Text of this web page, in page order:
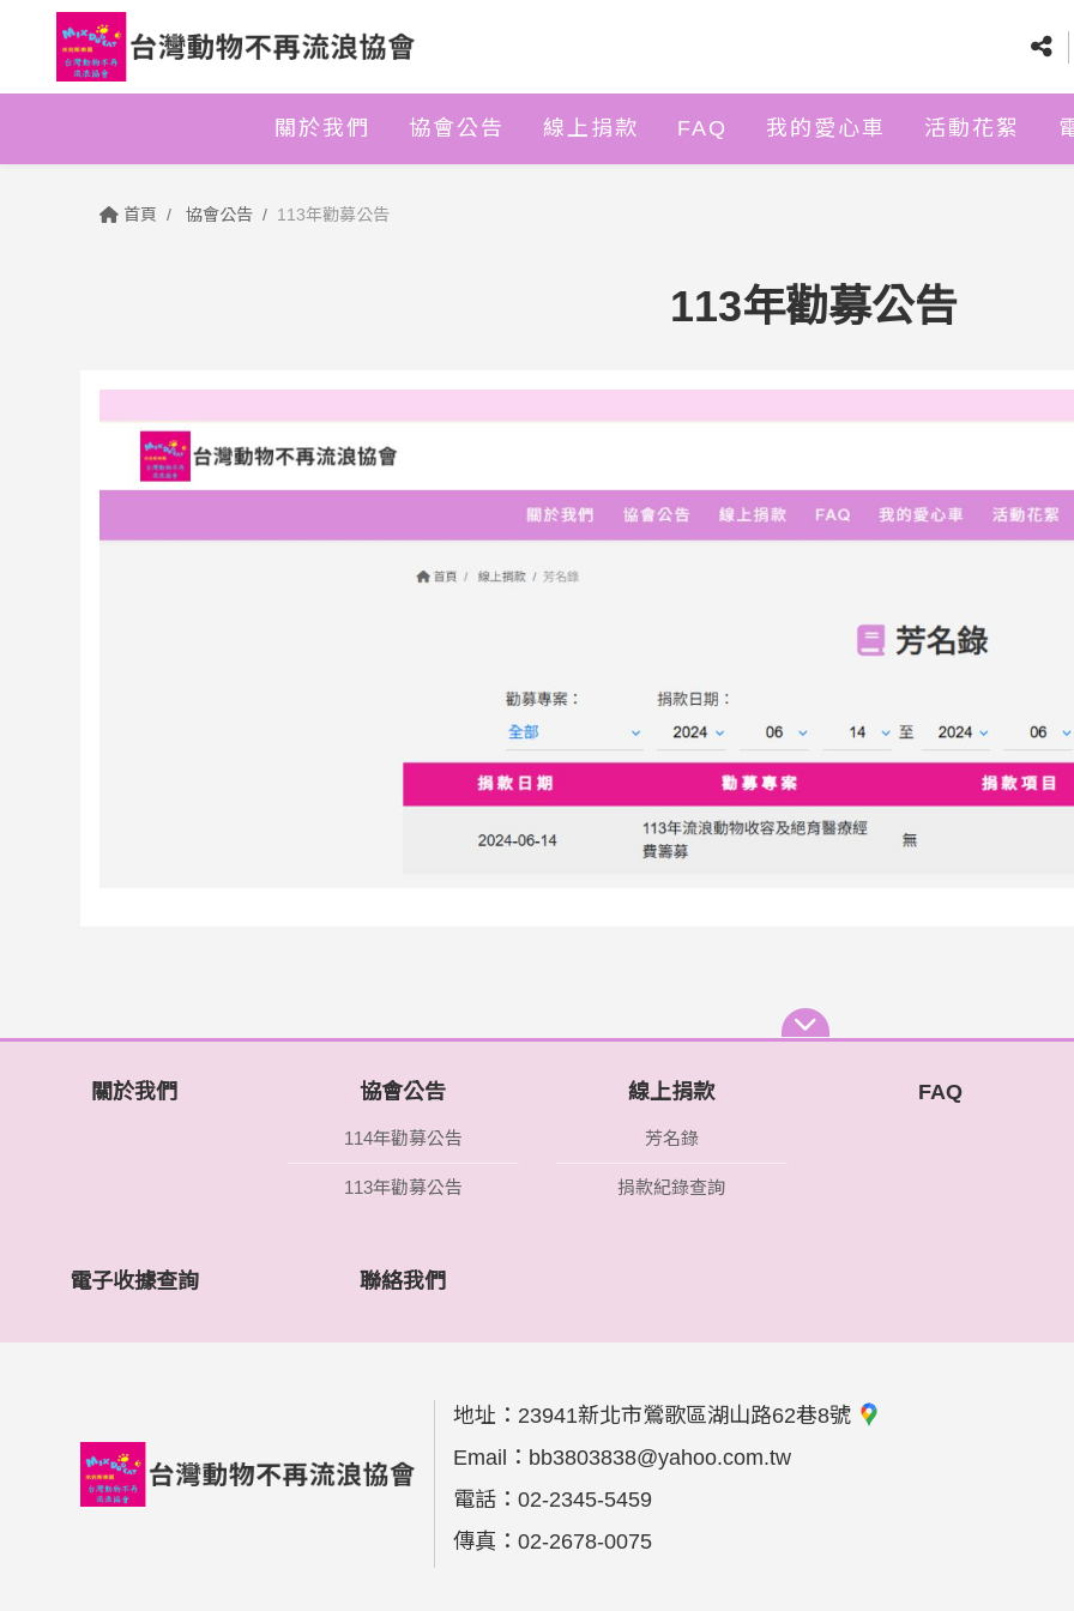
關於我們 協會公告 線上捐款 FAQ 我的愛心車 活動花絮
首頁 協會公告 113年勸募公告
113年勸募公告
關於我們 協會公告
114年勸募公告
113年勸募公告
線上捐款
芳名錄
捐款紀錄查詢
FAQ
電子收據查詢 聯絡我們
地址： 23941新北市鶯歌區湖山路62巷8號
Email： bb3803838@yahoo.com.tw
電話： 02-2345-5459
傳真： 02-2678-0075